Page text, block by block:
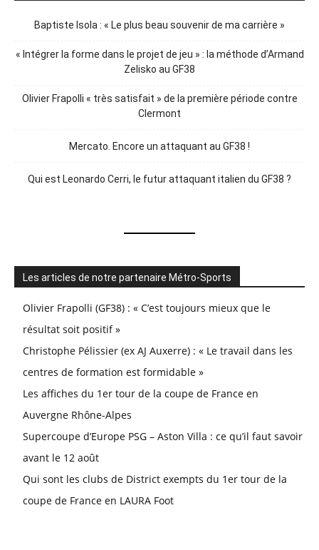
Baptiste Isola : « Le plus beau souvenir de ma carrière »
« Intégrer la forme dans le projet de jeu » : la méthode d’Armand
Zelisko au GF38
Olivier Frapolli « très satisfait » de la première période contre
Clermont
Mercato. Encore un attaquant au GF38 !
Qui est Leonardo Cerri, le futur attaquant italien du GF38 ?
Les articles de notre partenaire Métro-Sports
Olivier Frapolli (GF38) : « C’est toujours mieux que le
résultat soit positif »
Christophe Pélissier (ex AJ Auxerre) : « Le travail dans les
centres de formation est formidable »
Les affiches du 1er tour de la coupe de France en
Auvergne Rhône-Alpes
Supercoupe d’Europe PSG – Aston Villa : ce qu’il faut savoir
avant le 12 août
Qui sont les clubs de District exempts du 1er tour de la
coupe de France en LAURA Foot